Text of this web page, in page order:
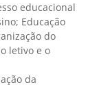
educacional
Educação
do
letivo e o
da